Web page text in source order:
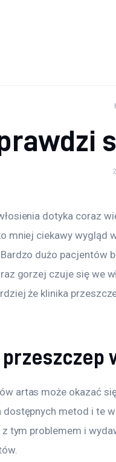
dotyka coraz
mniej ciekawy wygląd
dużo pacjentów
gorzej czuje się we
że klinika
artas może okazać
dostępnych metod i te
tym problemem i